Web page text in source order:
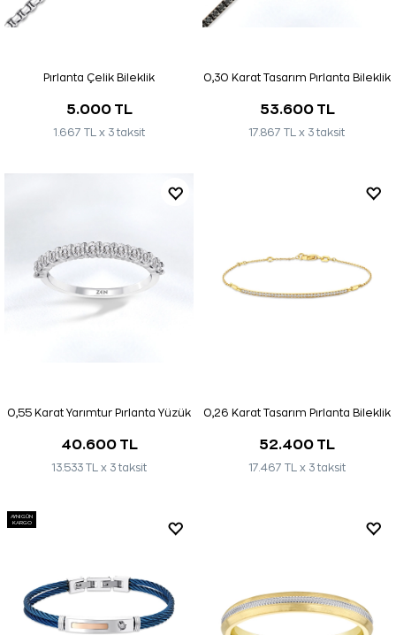
Pırlanta Çelik Bileklik
5.000 TL
1.667 TL x 3 taksit
0,30 Karat Tasarım Pırlanta Bileklik
53.600 TL
17.867 TL x 3 taksit
0,55 Karat Yarımtur Pırlanta Yüzük
40.600 TL
13.533 TL x 3 taksit
0,26 Karat Tasarım Pırlanta Bileklik
52.400 TL
17.467 TL x 3 taksit
AYNI GÜN
KARGO